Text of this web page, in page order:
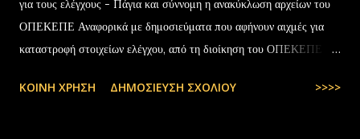
για τους ελέγχους - Πάγια και σύννομη η ανακύκλωση αρχείων του
ΟΠΕΚΕΠΕ Αναφορικά με δημοσιεύματα που αφήνουν αιχμές για
καταστροφή στοιχείων ελέγχου, από τη διοίκηση του ΟΠΕΚΕΠΕ
εστάλη προς ανακύκλωση στις 10-07-2025 στην Θεσσαλονίκη,
ΚΟΙΝΉ ΧΡΉΣΗ ΔΗΜΟΣΊΕΥΣΗ ΣΧΟΛΊΟΥ >>>>